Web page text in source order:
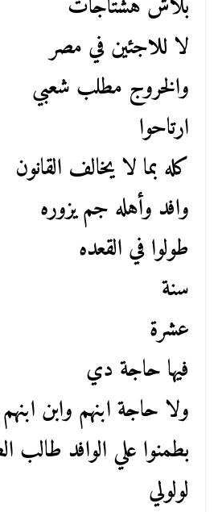
لا للاجئين في مصر
والخروج مطلب شعبي
ارتاحوا
كله بما لا يخالف القانون
وافد وأهله جم يزوره
طولوا في القعده
سنة
عشرة
فيها حاجة دي
ولا حاجة ابنهم وابن
بطمنوا علي الوافد طالب
لولولي